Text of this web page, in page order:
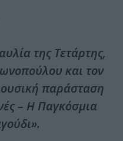
της Τετάρτης,
και τον
παράσταση
– Η Παγκόσμια